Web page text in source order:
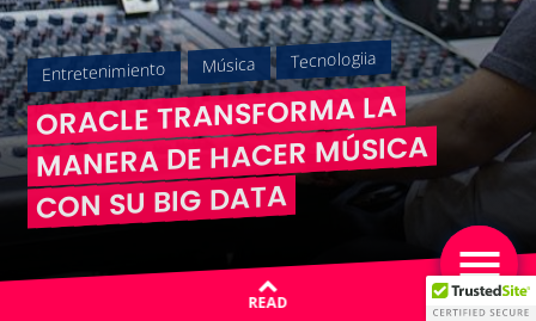
Entretenimiento Música Tecnologiia
ORACLE TRANSFORMA LA
MANERA DE HACER MÚSICA
CON SU BIG DATA
READ